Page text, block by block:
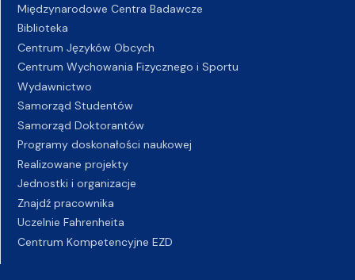
Międzynarodowe Centra Badawcze
Biblioteka
Centrum Języków Obcych
Centrum Wychowania Fizycznego i Sportu
Wydawnictwo
Samorząd Studentów
Samorząd Doktorantów
Programy doskonałości naukowej
Realizowane projekty
Jednostki i organizacje
Znajdź pracownika
Uczelnie Fahrenheita
Centrum Kompetencyjne EZD